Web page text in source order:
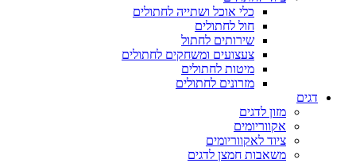
כלי אוכל ושתייה לחתולים
חול לחתולים
שירותים לחתול
צעצועים ומשחקים לחתולים
מיטות לחתולים
מזרונים לחתולים
דגים
מזון לדגים
אקווריומים
ציוד לאקווריומים
משאבות חמצן לדגים